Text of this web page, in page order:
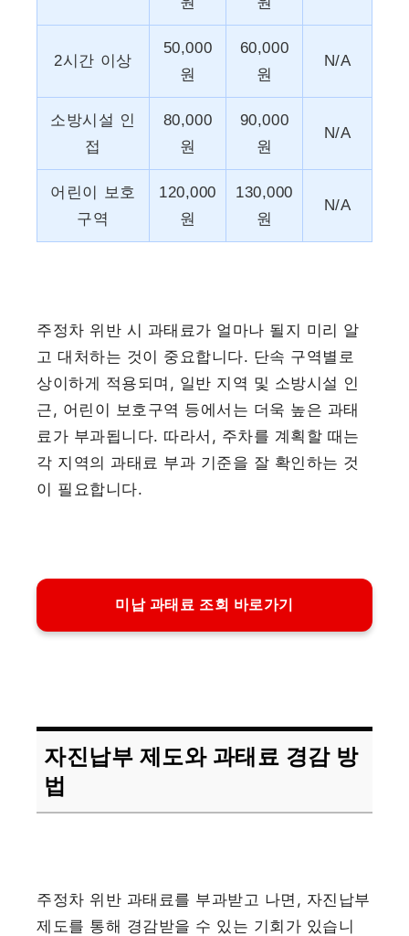
2시간 이상
50,000
원
60,000
원
N/A
소방시설 인
접
80,000
원
90,000
원
N/A
어린이 보호
구역
120,000
원
130,000
원
N/A
주정차 위반 시 과태료가 얼마나 될지 미리 알
고 대처하는 것이 중요합니다. 단속 구역별로
상이하게 적용되며, 일반 지역 및 소방시설 인
근, 어린이 보호구역 등에서는 더욱 높은 과태
료가 부과됩니다. 따라서, 주차를 계획할 때는
각 지역의 과태료 부과 기준을 잘 확인하는 것
이 필요합니다.
미납 과태료 조회 바로가기
자진납부 제도와 과태료 경감 방
법
주정차 위반 과태료를 부과받고 나면, 자진납부
제도를 통해 경감받을 수 있는 기회가 있습니